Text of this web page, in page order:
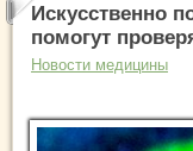
Искусственно
помогут
Новости медицины